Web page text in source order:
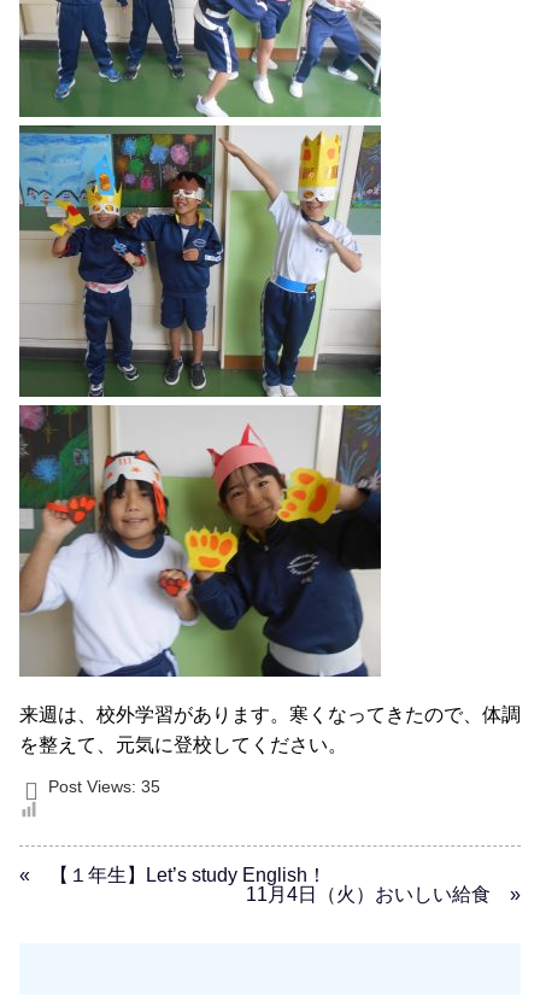
来週は、校外学習があります。寒くなってきたので、体調
を整えて、元気に登校してください。
Post Views: 35
« 【１年生】Let’s study English！
11月4日（火）おいしい給食 »